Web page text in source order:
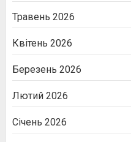
Травень 2026
Квітень 2026
Березень 2026
Лютий 2026
Січень 2026